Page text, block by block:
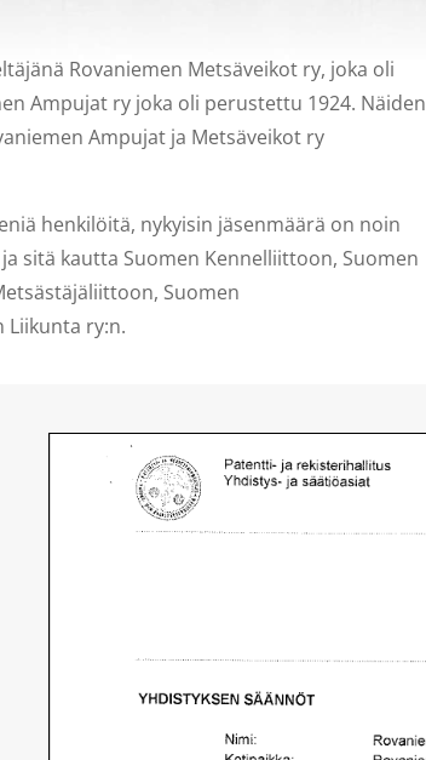
Rovaniemen Metsäveikot ry, joka oli
Ampujat ry joka oli perustettu 1924. Näiden
Ampujat ja Metsäveikot ry
henkilöitä, nykyisin jäsenmäärä on noin
sitä kautta Suomen Kennelliittoon, Suomen
Suomen
Liikunta ry:n.